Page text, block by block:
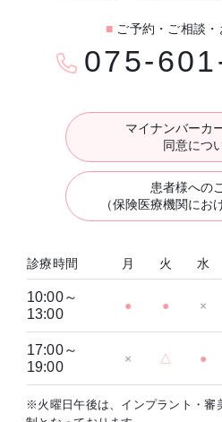
■ ご予約・ご相談
075-
マイナンバーカ
同意につ
患者様への
（保険医療機関にお
診療時間 月 火 水
10:00～
13:00
● ● ×
17:00～
19:00
× △ ●
※火曜日午後は、インプラント・審